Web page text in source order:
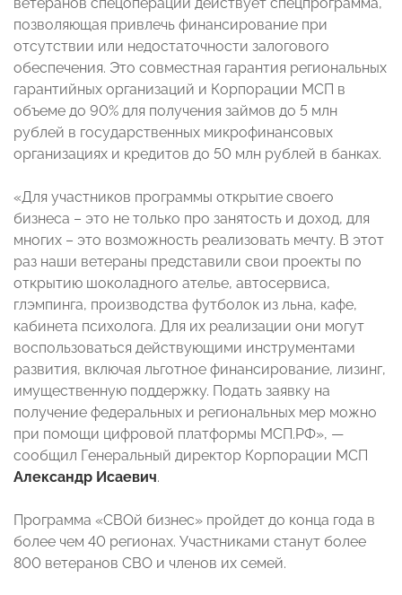
позволяющая привлечь финансирование при
отсутствии или недостаточности залогового
обеспечения. Это совместная гарантия региональных
гарантийных организаций и Корпорации МСП в
объеме до 90% для получения займов до 5 млн
рублей в государственных микрофинансовых
организациях и кредитов до 50 млн рублей в банках.
«Для участников программы открытие своего
бизнеса – это не только про занятость и доход, для
многих – это возможность реализовать мечту. В этот
раз наши ветераны представили свои проекты по
открытию шоколадного ателье, автосервиса,
глэмпинга, производства футболок из льна, кафе,
кабинета психолога. Для их реализации они могут
воспользоваться действующими инструментами
развития, включая льготное финансирование, лизинг,
имущественную поддержку. Подать заявку на
получение федеральных и региональных мер можно
при помощи цифровой платформы МСП.РФ», —
сообщил Генеральный директор Корпорации МСП
Александр Исаевич.
Программа «СВОй бизнес» пройдет до конца года в
более чем 40 регионах. Участниками станут более
800 ветеранов СВО и членов их семей.